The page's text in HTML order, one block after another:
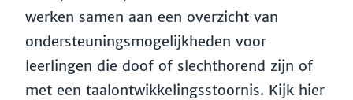
werken samen aan een overzicht van
ondersteuningsmogelijkheden voor
leerlingen die doof of slechthorend zijn of
met een taalontwikkelingsstoornis. Kijk hier